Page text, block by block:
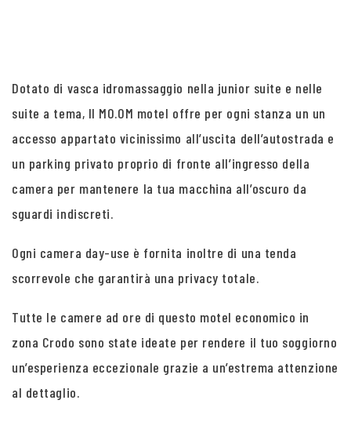
Dotato di vasca idromassaggio nella junior suite e nelle
suite a tema, Il MO.OM motel offre per ogni stanza un un
accesso appartato vicinissimo all’uscita dell’autostrada e
un parking privato proprio di fronte all’ingresso della
camera per mantenere la tua macchina all’oscuro da
sguardi indiscreti.
Ogni camera day-use è fornita inoltre di una tenda
scorrevole che garantirà una privacy totale.
Tutte le camere ad ore di questo motel economico in
zona Crodo sono state ideate per rendere il tuo soggiorno
un’esperienza eccezionale grazie a un’estrema attenzione
al dettaglio.